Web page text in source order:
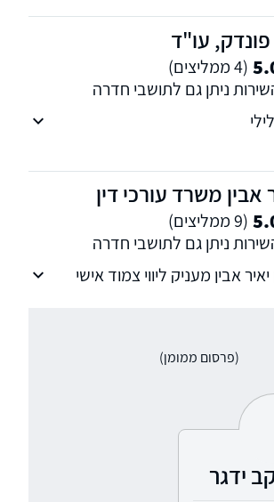
פונדק, עו"ד
(4 ממליצים)
ניתן גם לתושבי חדרה
אבין משרד עורכי דין
(9 ממליצים)
ניתן גם לתושבי חדרה
אבין מעניק ליווי צמוד אישי
מגוריכם. נשמח לקבוע פגישת
(פרסום ממומן)
ידגר